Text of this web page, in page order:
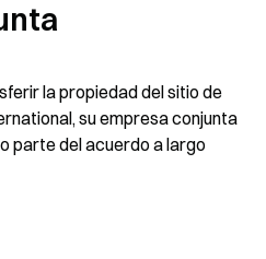
la propiedad del sitio de
su empresa conjunta
parte del acuerdo a largo